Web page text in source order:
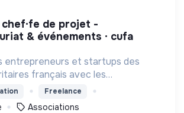
& événements · cufa
entrepreneurs et startups des
français avec les
,incubateurs, business angels,
Freelance
Associations